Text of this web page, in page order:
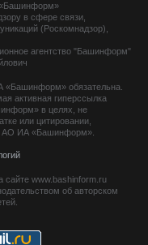
«Башинформ»
в сфере связи,
(Роскомнадзор),
агентство "Башинформ"
«Башинформ» обязательна.
активная гиперссылка
в целях, не
или цитировании,
АО ИА «Башинформ».
www.bashinform.ru
об авторском